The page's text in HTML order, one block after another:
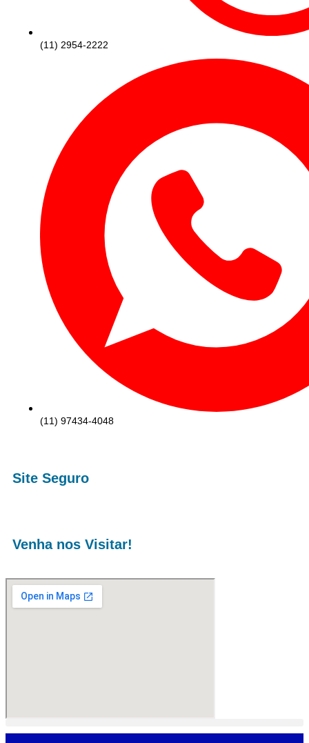
(11) 2954-2222
(11) 97434-4048
Site Seguro
Venha nos Visitar!